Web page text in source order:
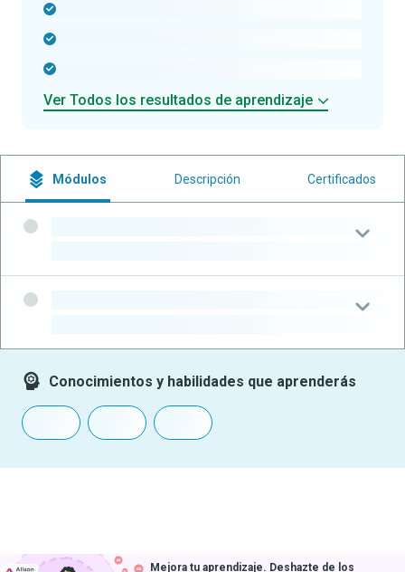
Ver Todos los resultados de aprendizaje
Módulos Descripción Certificados
Conocimientos y habilidades que aprenderás
Mejora tu aprendizaje. Deshazte de los